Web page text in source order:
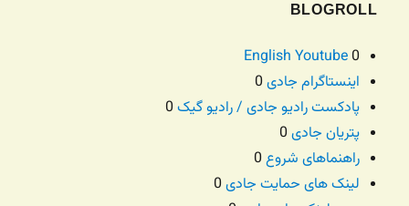
BLOGROLL
English Youtube0
اینستاگرام جادی
پادکست رادیو جادی / رادیو گیک
پتریان جادی
راهنماهای شروع
لینک های حمایت جادی